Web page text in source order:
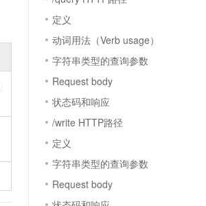
定义
动词用法（Verb usage）
字符串类型的查询参数
Request body
状态码和响应
/write HTTP路径
定义
字符串类型的查询参数
Request body
Fun-ASR
千问办公 NEW
一站式AI生产力平台
务更出色。
上云场景组合购
云聚AI 严选权益
AI 用量加速计划
新老同享，达量后返
SSL 证书
主机安全
我要投诉